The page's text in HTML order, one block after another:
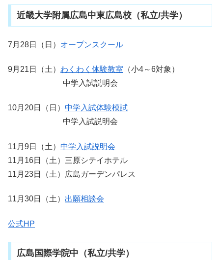
近畿大学附属広島中東広島校（私立/共学）
7月28日（日） オープンスクール
9月21日（土） わくわく体験教室 （小4～6対象）
中学入試説明会
10月20日（日） 中学入試体験模試
中学入試説明会
11月9日（土） 中学入試説明会
11月16日（土）三原シテイホテル
11月23日（土）広島ガーデンパレス
11月30日（土） 出願相談会
公式HP
広島国際学院中（私立/共学）